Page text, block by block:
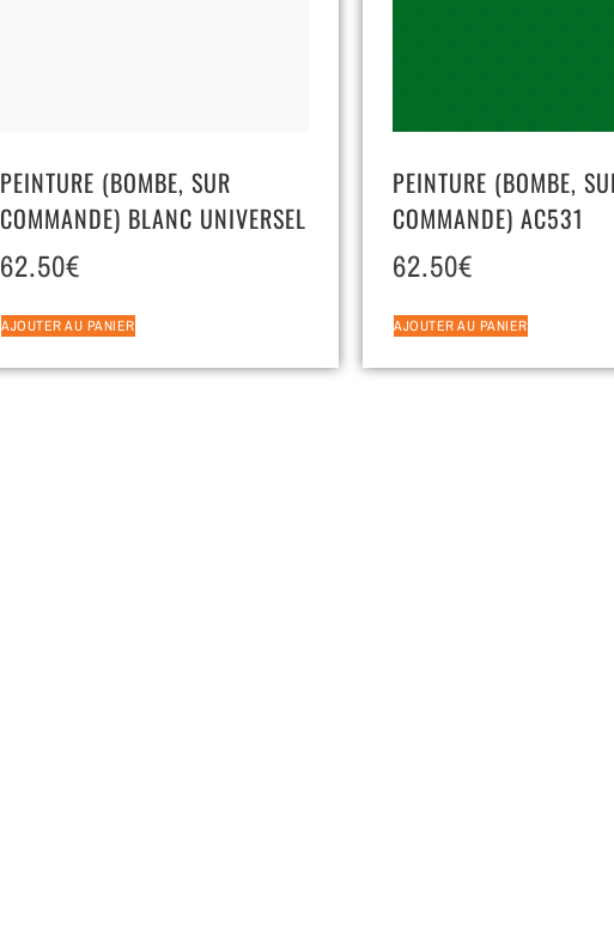
PEINTURE (BOMBE, SUR
COMMANDE) BLANC UNIVERSEL
62.50€
AJOUTER AU PANIER
PEINTURE (BOMBE,
COMMANDE) AC531
62.50€
AJOUTER AU PANIER